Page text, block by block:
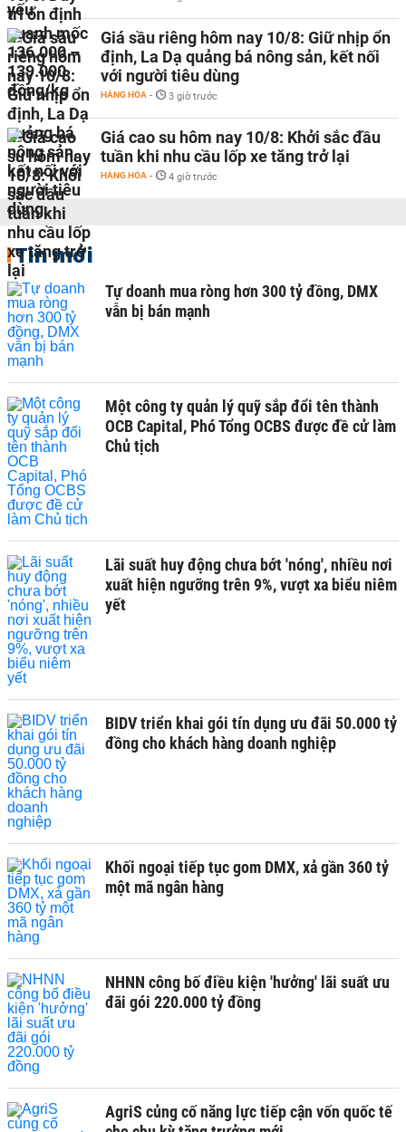
Giá sầu riêng hôm nay 10/8: Giữ nhịp ổn
định, La Dạ quảng bá nông sản, kết nối
với người tiêu dùng
HÀNG HÓA - 3 giờ trước
Giá cao su hôm nay 10/8: Khởi sắc đầu
tuần khi nhu cầu lốp xe tăng trở lại
HÀNG HÓA - 4 giờ trước
Tin mới
Tự doanh mua ròng hơn 300 tỷ đồng, DMX
vẫn bị bán mạnh
Một công ty quản lý quỹ sắp đổi tên thành
OCB Capital, Phó Tổng OCBS được đề cử làm
Chủ tịch
Lãi suất huy động chưa bớt 'nóng', nhiều nơi
xuất hiện ngưỡng trên 9%, vượt xa biểu niêm
yết
BIDV triển khai gói tín dụng ưu đãi 50.000 tỷ
đồng cho khách hàng doanh nghiệp
Khối ngoại tiếp tục gom DMX, xả gần 360 tỷ
một mã ngân hàng
NHNN công bố điều kiện 'hưởng' lãi suất ưu
đãi gói 220.000 tỷ đồng
AgriS củng cố năng lực tiếp cận vốn quốc tế